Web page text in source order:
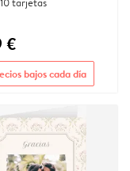
€
bajos cada día